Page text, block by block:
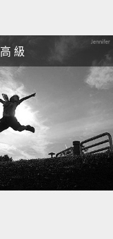
tables or seats
攜帶自己的殺菌濕
理我可不敢保證。
In between
cleaning is they
down the
don't wipe that
高 級